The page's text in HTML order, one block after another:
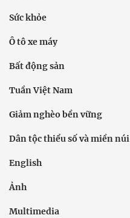
Sức khỏe
Ô tô xe máy
Bất động sản
Tuần Việt Nam
Giảm nghèo bền vững
Dân tộc thiểu số và miền núi
English
Ảnh
Multimedia